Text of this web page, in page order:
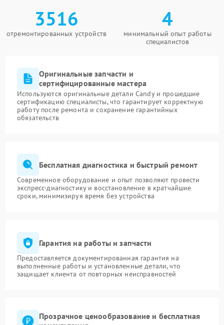
3516
отремонтированных устройств
4
минимальный опыт работы
специалистов
Оригинальные запчасти и
сертифицированные мастера
Используются оригинальные детали Candy и прошедшие
сертификацию специалисты, что гарантирует корректную
работу после ремонта и сохранение гарантийных
обязательств
Бесплатная диагностика и быстрый ремонт
Современное оборудование и опыт позволяют провести
экспресс-диагностику и восстановление в кратчайшие
сроки, минимизируя время без устройства
Гарантия на работы и запчасти
Предоставляется документированная гарантия на
выполненные работы и установленные детали, что
защищает клиента от повторных неисправностей
Прозрачное ценообразование и бесплатная